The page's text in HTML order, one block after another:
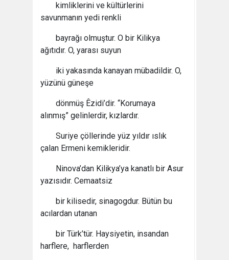
kimliklerini ve kültürlerini
savunmanın yedi renkli
bayrağı olmuştur. O bir Kilikya
ağıtıdır. O, yarası suyun
iki yakasında kanayan mübadildir. O,
yüzünü güneşe
dönmüş Êzidi’dir. “Korumaya
alınmış” gelinlerdir, kızlardır.
Suriye çöllerinde yüz yıldır ıslık
çalan Ermeni kemikleridir.
Ninova’dan Kilikya’ya kanatlı bir Asur
yazısıdır. Cemaatsiz
bir kilisedir, sinagogdur. Bütün bu
acılardan utanan
bir Türk’tür. Haysiyetin, insandan
harflere, harflerden